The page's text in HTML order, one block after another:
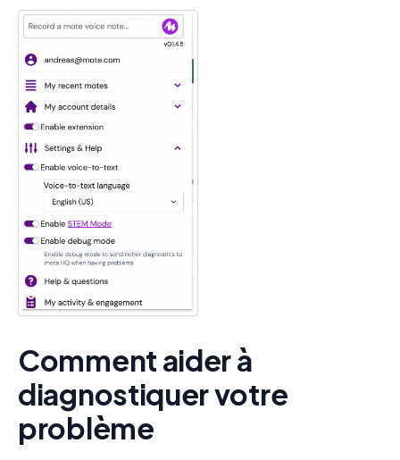
Comment aider à
diagnostiquer votre
problème